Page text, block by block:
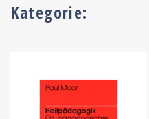
Kategorie: